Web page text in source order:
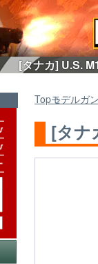
[タナカ] U.S.
Topモデルガ
[タナ